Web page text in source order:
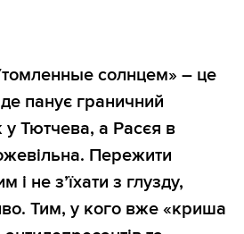
солнцем» – це
панує граничний
у Тютчева, а Расєя в
Пережити
і не з’їхати з глузду,
Тим, у кого вже «криша